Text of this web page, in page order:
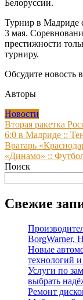
Белоруссии.
Турнир в Мадриде
3 мая.
престижности
турниру.
Обсудите новость
Авторы
Новости
Навигация
по
записям
Вторая ракетка
6:0 в Мадриде ::
Вратарь
«Динамо» ::
Поиск
Свежие
BorgWarner,
Новые
технологий
Услуги по
выбрать
Ремонт